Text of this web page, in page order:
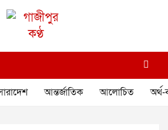
আন্তর্জাতিক আলোচিত অর্থ-